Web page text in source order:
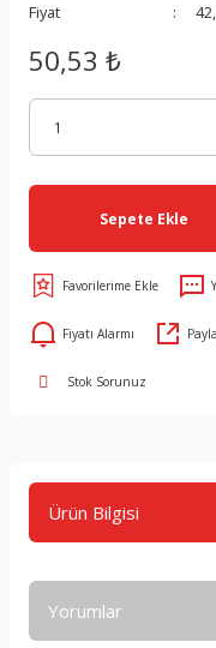
Fiyat
50,53 ₺
Sepete Ekle
Fiyatı Alarmı
Stok Sorunuz
Ürün Bilgisi
Yorumlar